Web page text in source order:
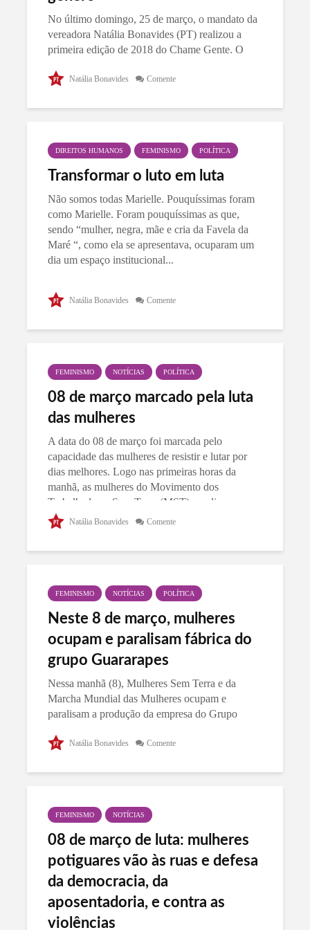
No último domingo, 25 de março, o mandato da
vereadora Natália Bonavides (PT) realizou a
primeira edição de 2018 do Chame Gente. O
inaugurada, Casa da Ladeira, localizada no...
Natália Bonavides Comente
DIREITOS HUMANOS FEMINISMO POLÍTICA
Transformar o luto em luta
Não somos todas Marielle. Pouquíssimas foram
como Marielle. Foram pouquíssimas as que,
sendo “mulher, negra, mãe e cria da Favela da
Maré “, como ela se apresentava, ocuparam um
dia um espaço institucional...
Natália Bonavides Comente
FEMINISMO NOTÍCIAS POLÍTICA
08 de março marcado pela luta
das mulheres
A data do 08 de março foi marcada pelo
capacidade das mulheres de resistir e lutar por
dias melhores. Logo nas primeiras horas da
manhã, as mulheres do Movimento dos
Trabalhadores Sem Terra (MST) paralisaram a
produção...
Natália Bonavides Comente
FEMINISMO NOTÍCIAS POLÍTICA
Neste 8 de março, mulheres
ocupam e paralisam fábrica do
grupo Guararapes
Nessa manhã (8), Mulheres Sem Terra e da
Marcha Mundial das Mulheres ocupam e
paralisam a produção da empresa do Grupo
mulheres, vindas de vários municípios do estado
Natália Bonavides Comente
FEMINISMO NOTÍCIAS
08 de março de luta: mulheres
potiguares vão às ruas e defesa
da democracia, da
aposentadoria, e contra as
violências